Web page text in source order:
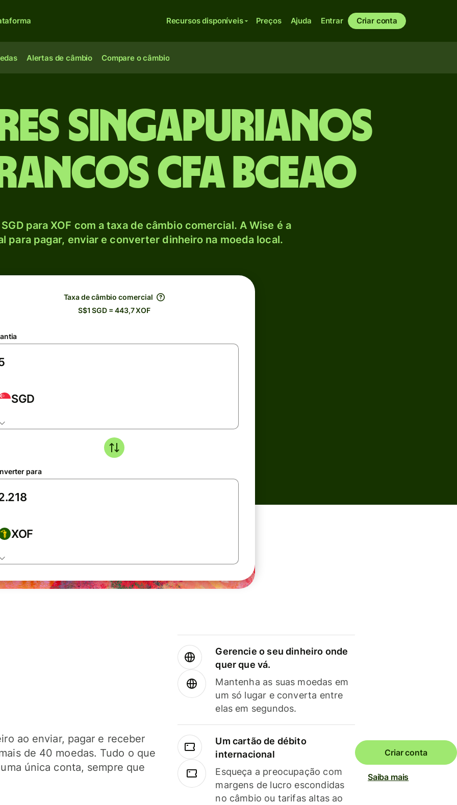
Recursos disponíveis Preços Ajuda Entrar Criar conta
Alertas de câmbio Compare o câmbio
singapurianos
CFA BCEAO
para XOF com a taxa de câmbio comercial. A Wise é a
para pagar, enviar e converter dinheiro na moeda local.
Taxa de câmbio comercial
S$1 SGD = 443,7 XOF
SGD
para
XOF
ao enviar, pagar e receber
de 40 moedas. Tudo o que
única conta, sempre que
Gerencie o seu dinheiro onde
quer que vá.
Mantenha as suas moedas em
um só lugar e converta entre
elas em segundos.
Um cartão de débito
internacional
Esqueça a preocupação com
margens de lucro escondidas
no câmbio ou tarifas altas ao
Criar conta
Saiba mais